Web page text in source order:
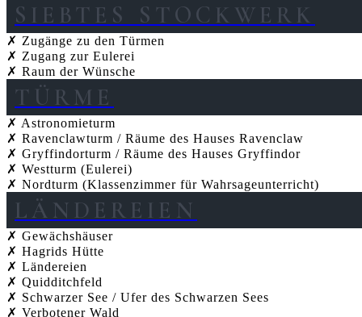
SIEBTES STOCKWERK
✗ Zugänge zu den Türmen
✗ Zugang zur Eulerei
✗ Raum der Wünsche
TÜRME
✗ Astronomieturm
✗ Ravenclawturm / Räume des Hauses Ravenclaw
✗ Gryffindorturm / Räume des Hauses Gryffindor
✗ Westturm (Eulerei)
✗ Nordturm (Klassenzimmer für Wahrsageunterricht)
LÄNDEREIEN
✗ Gewächshäuser
✗ Hagrids Hütte
✗ Ländereien
✗ Quidditchfeld
✗ Schwarzer See / Ufer des Schwarzen Sees
✗ Verbotener Wald